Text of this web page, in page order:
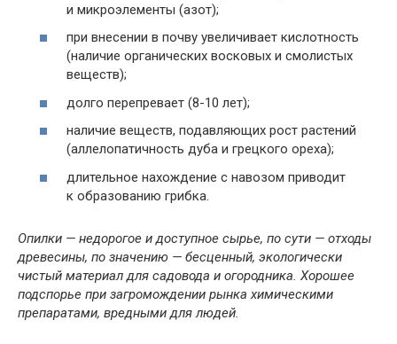
и микроэлементы (азот);
при внесении в почву увеличивает кислотность
(наличие органических восковых и смолистых
веществ);
долго перепревает (8-10 лет);
наличие веществ, подавляющих рост растений
(аллелопатичность дуба и грецкого ореха);
длительное нахождение с навозом приводит
к образованию грибка.
Опилки — недорогое и доступное сырье, по сути — отходы
древесины, по значению — бесценный, экологически
чистый материал для садовода и огородника. Хорошее
подспорье при загромождении рынка химическими
препаратами, вредными для людей.